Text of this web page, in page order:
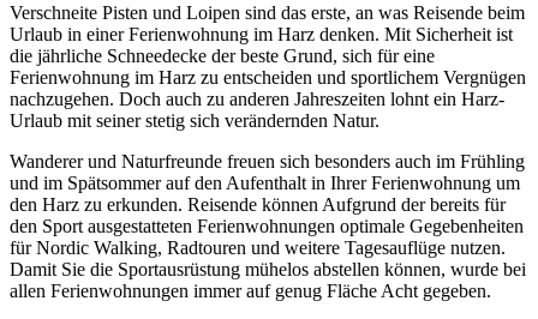
Verschneite Pisten und Loipen sind das erste, an was Reisende beim
Urlaub in einer Ferienwohnung im Harz denken. Mit Sicherheit ist
die jährliche Schneedecke der beste Grund, sich für eine
Ferienwohnung im Harz zu entscheiden und sportlichem Vergnügen
nachzugehen. Doch auch zu anderen Jahreszeiten lohnt ein Harz-
Urlaub mit seiner stetig sich verändernden Natur.
Wanderer und Naturfreunde freuen sich besonders auch im Frühling
und im Spätsommer auf den Aufenthalt in Ihrer Ferienwohnung um
den Harz zu erkunden. Reisende können Aufgrund der bereits für
den Sport ausgestatteten Ferienwohnungen optimale Gegebenheiten
für Nordic Walking, Radtouren und weitere Tagesauflüge nutzen.
Damit Sie die Sportausrüstung mühelos abstellen können, wurde bei
allen Ferienwohnungen immer auf genug Fläche Acht gegeben.